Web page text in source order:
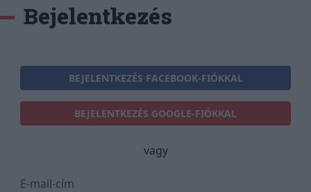
Bejelentkezés
BEJELENTKEZÉS FACEBOOK-FIÓKKAL
BEJELENTKEZÉS GOOGLE-FIÓKKAL
vagy
E-mail-cím